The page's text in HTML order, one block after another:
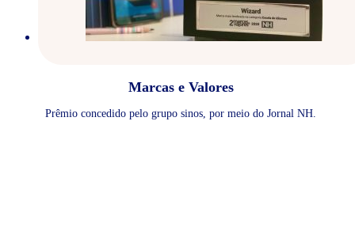
Marcas e Valores
Prêmio concedido pelo grupo sinos, por meio do Jornal NH.